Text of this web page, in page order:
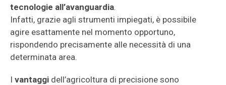
tecnologie all’avanguardia.
Infatti, grazie agli strumenti impiegati, è possibile
agire esattamente nel momento opportuno,
rispondendo precisamente alle necessità di una
determinata area.
I vantaggi dell’agricoltura di precisione sono